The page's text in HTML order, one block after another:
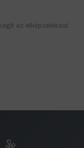
az elképzeléseid